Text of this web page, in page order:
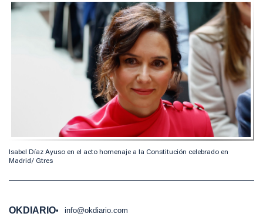
Isabel Díaz Ayuso en el acto homenaje a la Constitución celebrado en
Madrid/ Gtres
OKDIARIO info@okdiario.com